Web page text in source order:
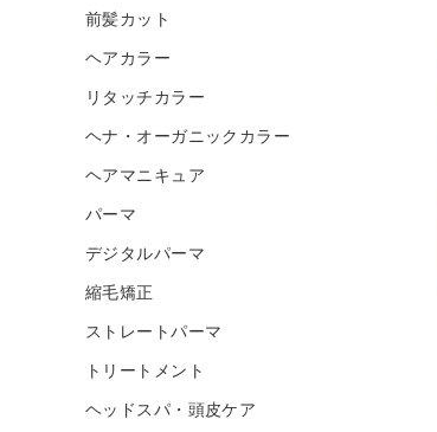
前髪カット
ヘアカラー
リタッチカラー
ヘナ・オーガニックカラー
ヘアマニキュア
パーマ
デジタルパーマ
縮毛矯正
ストレートパーマ
トリートメント
ヘッドスパ・頭皮ケア